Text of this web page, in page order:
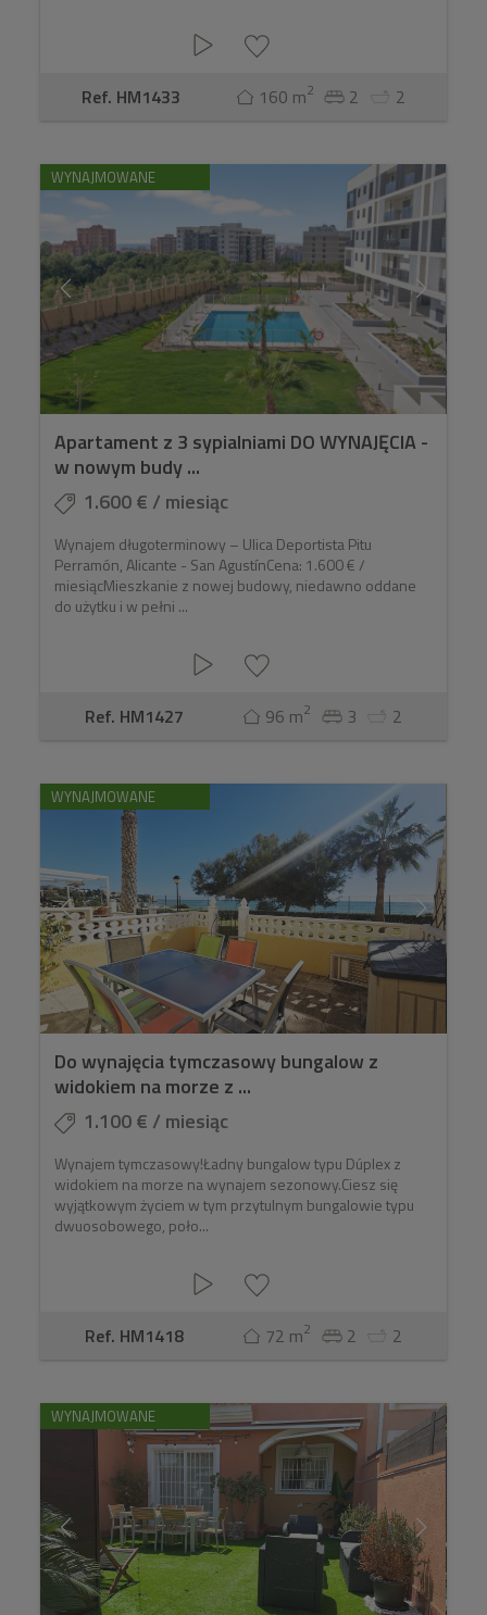
Ref. HM1433 160 m2 2 2
WYNAJMOWANE
Apartament z 3 sypialniami DO WYNAJĘCIA -
w nowym budy ...
1.600 € / miesiąc
Wynajem długoterminowy – Ulica Deportista Pitu
Perramón, Alicante - San AgustínCena: 1.600 € /
miesiącMieszkanie z nowej budowy, niedawno oddane
do użytku i w pełni ...
Ref. HM1427 96 m2 3 2
WYNAJMOWANE
Do wynajęcia tymczasowy bungalow z
widokiem na morze z ...
1.100 € / miesiąc
Wynajem tymczasowy!Ładny bungalow typu Dúplex z
widokiem na morze na wynajem sezonowy.Ciesz się
wyjątkowym życiem w tym przytulnym bungalowie typu
dwuosobowego, poło...
Ref. HM1418 72 m2 2 2
WYNAJMOWANE